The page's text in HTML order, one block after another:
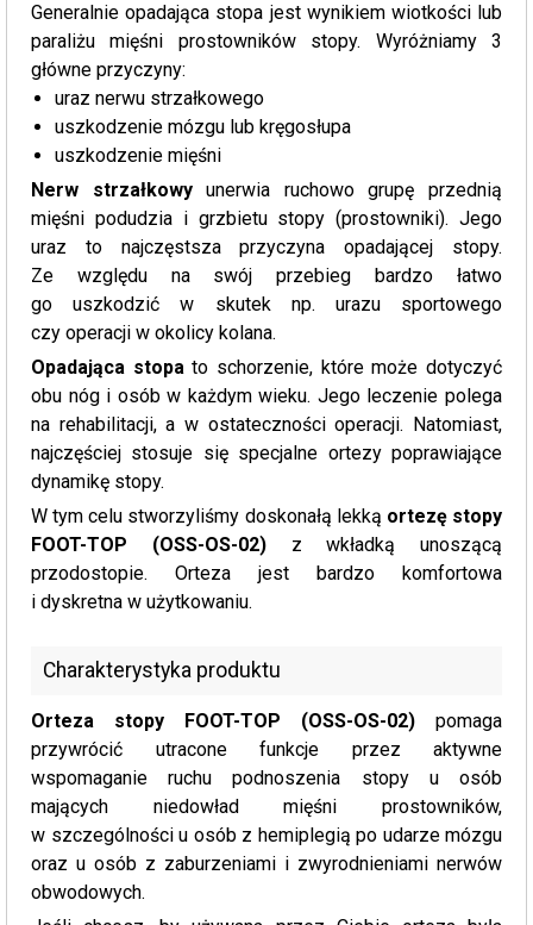
Generalnie opadająca stopa jest wynikiem wiotkości lub
paraliżu mięśni prostowników stopy. Wyróżniamy 3
główne przyczyny:
uraz nerwu strzałkowego
uszkodzenie mózgu lub kręgosłupa
uszkodzenie mięśni
Nerw strzałkowyunerwia ruchowo grupę przednią
mięśni podudzia i grzbietu stopy (prostowniki). Jego
uraz to najczęstsza przyczyna opadającej stopy.
Ze względu na swój przebieg bardzo łatwo
go uszkodzić w skutek np. urazu sportowego
czy operacji w okolicy kolana.
Opadająca stopato schorzenie, które może dotyczyć
obu nóg i osób w każdym wieku. Jego leczenie polega
na rehabilitacji, a w ostateczności operacji. Natomiast,
najczęściej stosuje się specjalne ortezy poprawiające
dynamikę stopy.
W tym celu stworzyliśmy doskonałą lekką ortezę stopy
FOOT-TOP (OSS-OS-02)z wkładką unoszącą
przodostopie. Orteza jest bardzo komfortowa
i dyskretna w użytkowaniu.
Charakterystyka produktu
Orteza stopy FOOT-TOP (OSS-OS-02) pomaga
przywrócić utracone funkcje przez aktywne
wspomaganie ruchu podnoszenia stopy u osób
mających niedowład mięśni prostowników,
w szczególności u osób z hemiplegią po udarze mózgu
oraz u osób z zaburzeniami i zwyrodnieniami nerwów
obwodowych.